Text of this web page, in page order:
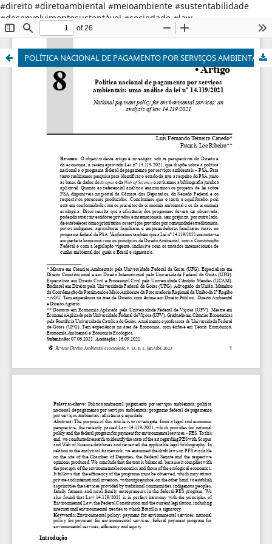
#direito #diretoambiental #meioambiente #sustentabilidade
#desenvolvimentosustentável #sociedade #law
#environmentallaw #environment #sustainabledevelopment
#society
POLÍTICA NACIONAL DE PAGAMENTO POR SERVIÇOS AMBIENTAIS